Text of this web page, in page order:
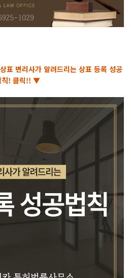
표 변리사가 알려드리는 상표 등록 성공
칙! 클릭!! ▼